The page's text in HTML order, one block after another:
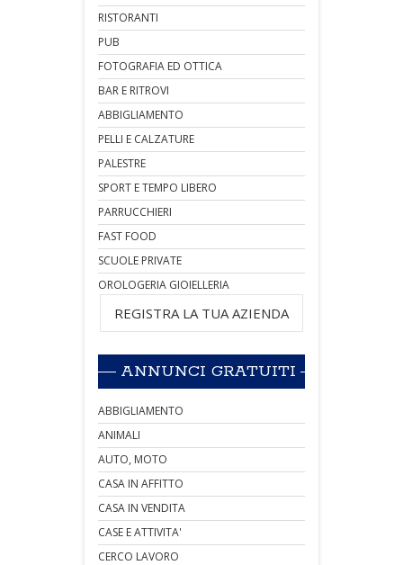
RISTORANTI
PUB
FOTOGRAFIA ED OTTICA
BAR E RITROVI
ABBIGLIAMENTO
PELLI E CALZATURE
PALESTRE
SPORT E TEMPO LIBERO
PARRUCCHIERI
FAST FOOD
SCUOLE PRIVATE
OROLOGERIA GIOIELLERIA
REGISTRA LA TUA AZIENDA
ANNUNCI GRATUITI
ABBIGLIAMENTO
ANIMALI
AUTO, MOTO
CASA IN AFFITTO
CASA IN VENDITA
CASE E ATTIVITA'
CERCO LAVORO